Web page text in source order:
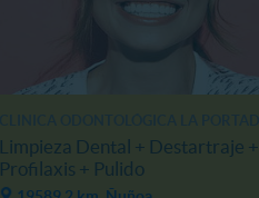
Limpieza Dental + Destartraje +
Profilaxis + Pulido